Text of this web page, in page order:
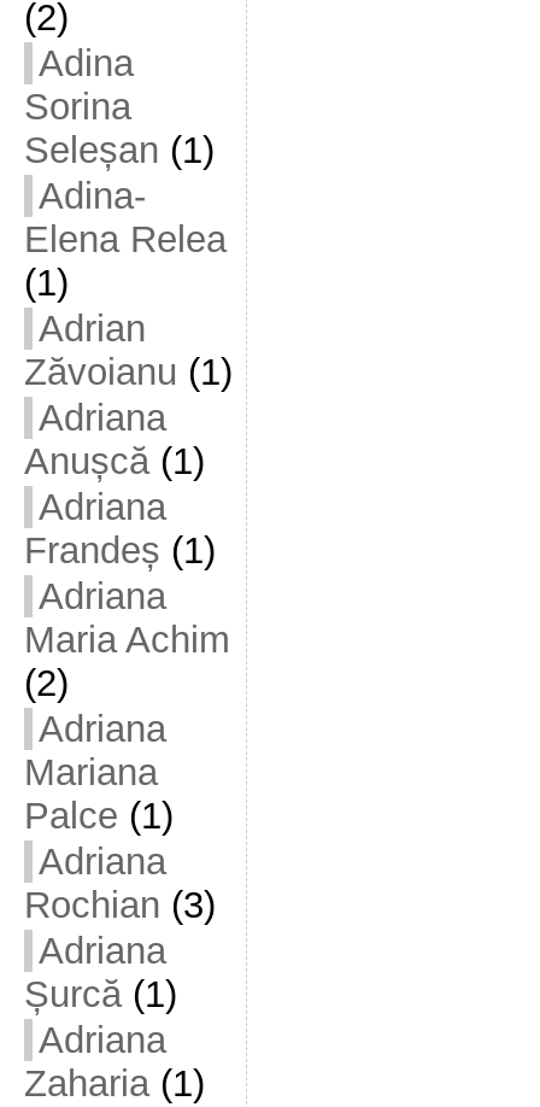
(2)
Adina
Sorina
Seleșan (1)
Adina-
Elena Relea
(1)
Adrian
Zăvoianu (1)
Adriana
Anușcă(1)
Adriana
Frandeș (1)
Adriana
Maria Achim
(2)
Adriana
Mariana
Palce (1)
Adriana
Rochian (3)
Adriana
Șurcă(1)
Adriana
Zaharia(1)